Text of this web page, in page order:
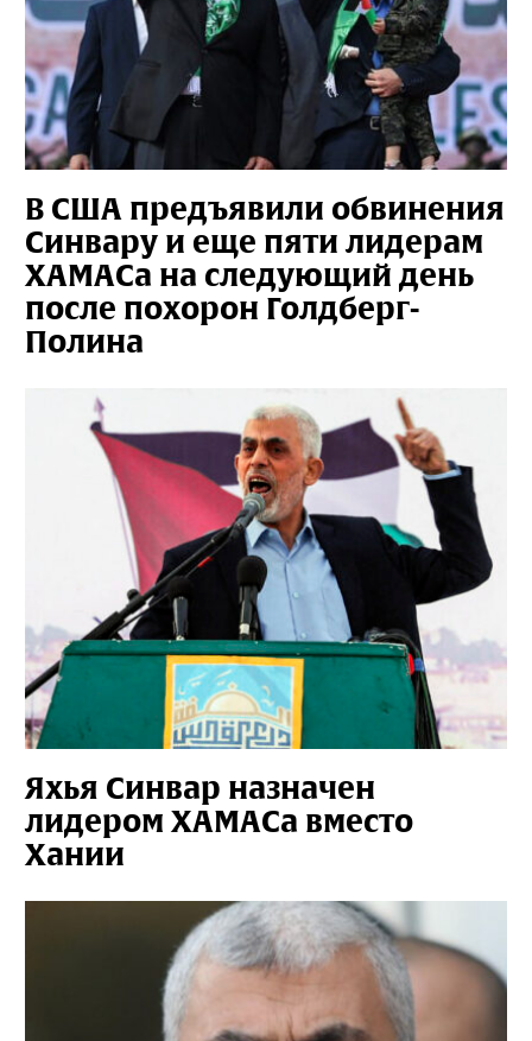
В США предъявили обвинения
Синвару и еще пяти лидерам
ХАМАСа на следующий день
после похорон Голдберг-
Полина
Яхья Синвар назначен
лидером ХАМАСа вместо
Хании